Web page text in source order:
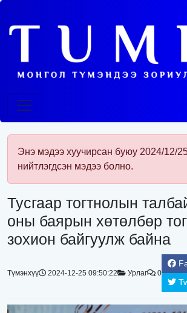
Энэ мэдээ хуучирсан буюу 2024/12/
нийтлэгдсэн мэдээ болно.
Тусгаар тогтнолын
оны баярын хөтөлбөр
зохион байгуулж байна
Түмэнхүү 2024-12-25 09:50:22 Урлаг 0